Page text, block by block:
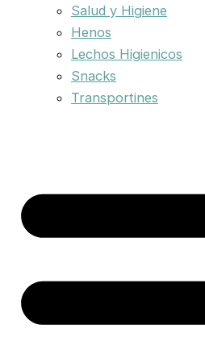
Salud y Higiene
Henos
Lechos Higienicos
Snacks
Transportines